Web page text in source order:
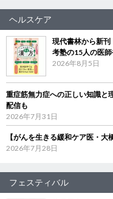
ヘルスケア
現代書林から新
考塾の15人の医
2026年8月5日
重症筋無力症への正しい知識
配信も
2026年7月31日
【がんを生きる緩和ケア医・
2026年7月28日
フェスティバル